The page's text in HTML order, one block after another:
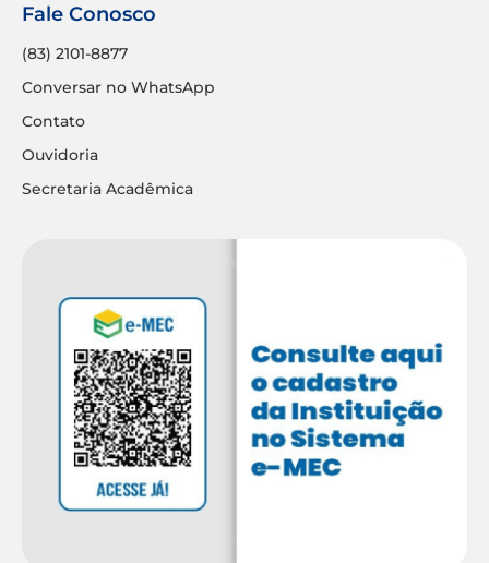
Fale Conosco
(83) 2101-8877
Conversar no WhatsApp
Contato
Ouvidoria
Secretaria Acadêmica